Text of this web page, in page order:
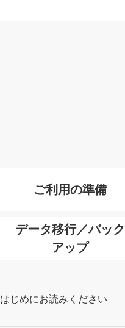
ご利用の準備
データ移行／バック
アップ
はじめにお読みください